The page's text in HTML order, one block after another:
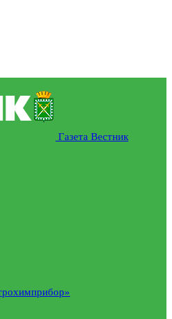
Газета Вестник